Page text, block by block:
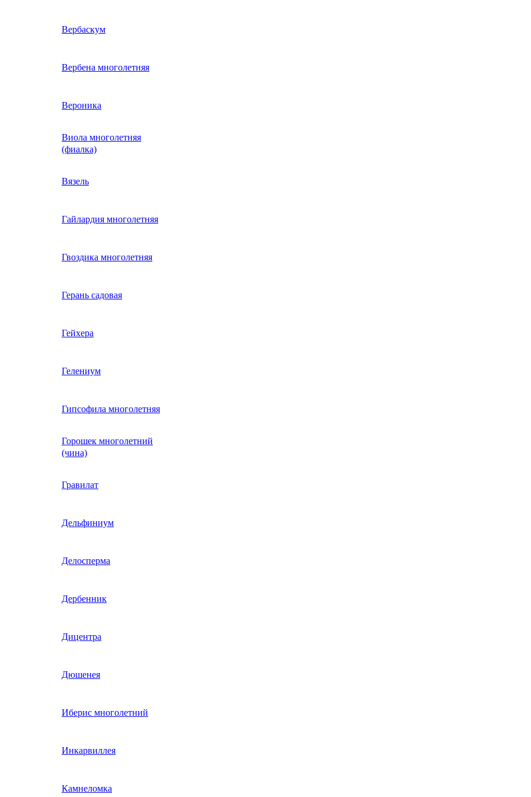
Физалис
Арктотис
Бакопа
Бальзамин
Брахикома
Василек однолетний
Венидиум
силена)
Вербена однолетняя
Вьюнок трехцветный
Гайлардия однолетняя
Гацания (газания)
Гелиотроп
Гелихризум
Георгина
Гвоздика однолетняя
Гипсофила однолетняя
Гилия
Годеция
Гомфрена
однолетние
Диасция
Вербаскум
Вербена многолетняя
Вероника
Виола многолетняя
(фиалка)
Вязель
Гайлардия многолетняя
Гвоздика многолетняя
Герань садовая
Гейхера
Гелениум
Гипсофила многолетняя
Горошек многолетний
(чина)
Гравилат
Дельфиниум
Делосперма
Дербенник
Дицентра
Дюшенея
Иберис многолетний
Инкарвиллея
Камнеломка